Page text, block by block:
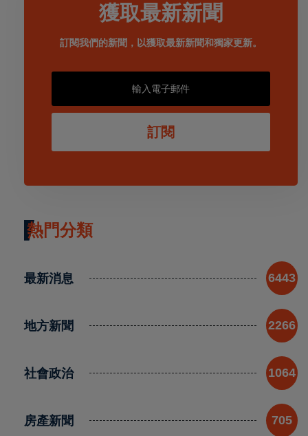
獲取最新新聞
訂閱我們的新聞，以獲取最新新聞和獨家更新。
訂閱
熱門分類
最新消息 6443
地方新聞 2266
社會政治 1064
房產新聞 705